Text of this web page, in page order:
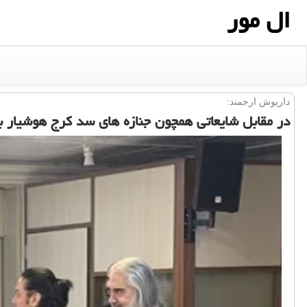
ال مور
داریوش ارجمند:
در مقابل شایعاتی همچون جنازه های سد کرج هوشیار